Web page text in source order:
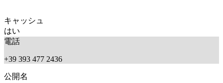
キャッシュ
はい
電話
+39 393 477 2436
公開名